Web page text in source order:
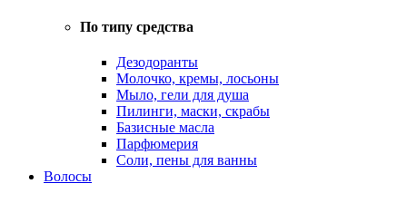
По типу средства
Дезодоранты
Молочко, кремы, лосьоны
Мыло, гели для душа
Пилинги, маски, скрабы
Базисные масла
Парфюмерия
Соли, пены для ванны
Волосы